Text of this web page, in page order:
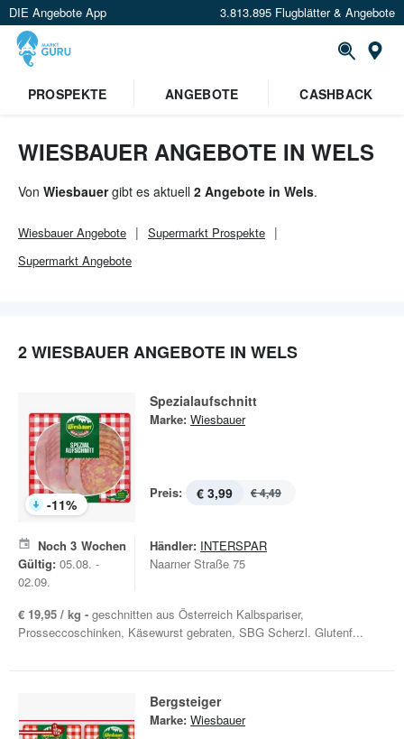
DIE Angebote App 3.813.895 Flugblätter & Angebote
PROSPEKTE ANGEBOTE CASHBACK
WIESBAUER ANGEBOTE IN WELS
Von Wiesbauergibt es aktuell 2 Angebote in Wels.
WiesbauerAngebote Supermarkt Prospekte
Supermarkt Angebote
2 WIESBAUER ANGEBOTE IN WELS
-11%
Spezialaufschnitt
Marke: Wiesbauer
Preis: € 3,99 € 4,49
Noch 3 Wochen
Gültig: 05.08. -
02.09.
Händler: INTERSPAR
Naarner Straße 75
€ 19,95 / kg - geschnitten aus Österreich Kalbspariser,
Prosseccoschinken, Käsewurst gebraten, SBG Scherzl. Glutenf...
Bergsteiger
Marke: Wiesbauer